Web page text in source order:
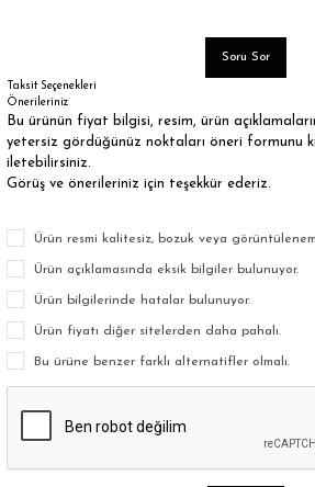
Soru Sor
Taksit Seçenekleri
Önerileriniz
Bu ürünün fiyat bilgisi, resim, ürün
yetersiz gördüğünüz noktaları öneri formunu
iletebilirsiniz.
Görüş ve önerileriniz için teşekkür ederiz.
Ürün resmi kalitesiz, bozuk veya
Ürün açıklamasında eksik bilgiler bulunuyor.
Ürün bilgilerinde hatalar bulunuyor.
Ürün fiyatı diğer sitelerden daha pahalı.
Bu ürüne benzer farklı alternatifler olmalı.